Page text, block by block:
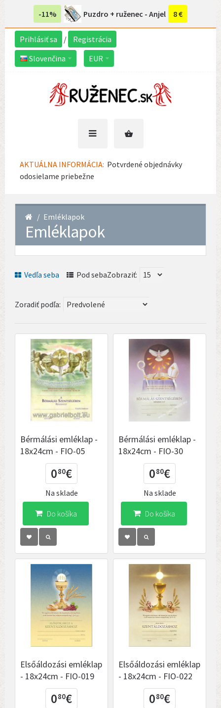
-11% Puzdro + ruženec - Anjel 8 €
Prihlásiť sa /
Registrácia
Slovenčina
EUR
AKTUÁLNA INFORMÁCIA: Potvrdené objednávky
odosielame priebežne
Emléklapok
Emléklapok
Vedľa seba Pod sebaZobraziť:
Zoradiť podľa:
Bérmálási emléklap -
18x24cm - FIO-05
080€
Do košíka
Na sklade
Bérmálási emléklap -
18x24cm - FIO-30
080€
Do košíka
Na sklade
Elsőáldozási emléklap
- 18x24cm - FIO-019
080€
Elsőáldozási emléklap
- 18x24cm - FIO-022
080€